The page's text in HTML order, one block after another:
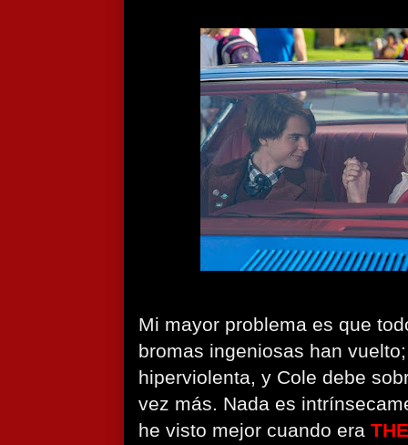
Mi mayor problema es que
bromas ingeniosas han
hiperviolenta, y Cole debe
vez más. Nada es
he visto mejor cuando era